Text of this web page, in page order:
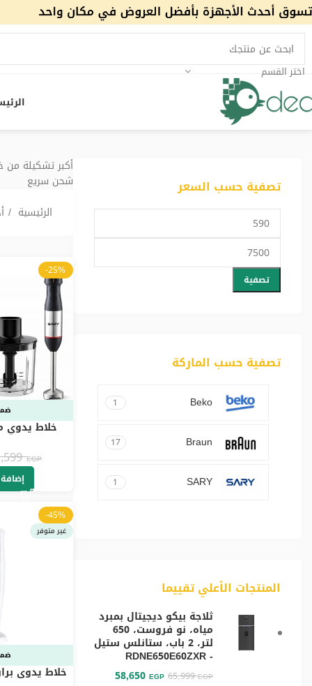
اختر القسم
تصفية حسب السعر
تصفية
تصفية حسب الماركة
Beko
1
Braun
17
SARY
1
المنتجات الأعلي تقييما
ثلاجة بيكو ديجيتال بمبرد
مياه، نو فروست، 650
لتر، 2 باب، ستانلس ستيل
- RDNE650E60ZXR
65,999EGP
58,650 EGP
أكبر تشكيلة
شحن سريع
الرئيسية
-25%
خلاط يدوي
EGP
-45%
غير متوفر